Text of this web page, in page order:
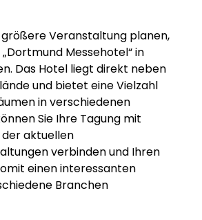
größere Veranstaltung planen,
Messehotel“ in
Das Hotel liegt direkt neben
und bietet eine Vielzahl
in verschiedenen
Sie Ihre Tagung mit
aktuellen
verbinden und Ihren
einen interessanten
Branchen